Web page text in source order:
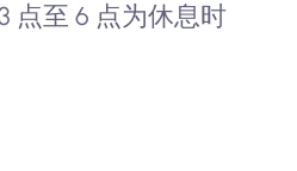
点至 6 点为休息时